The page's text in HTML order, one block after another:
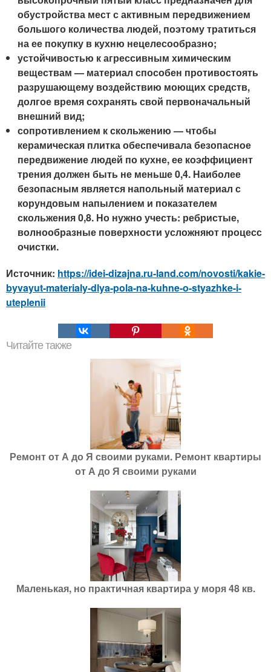
обустройства мест с активным передвижением
большого количества людей, поэтому тратиться
на ее покупку в кухню нецелесообразно;
устойчивостью к агрессивным химическим
веществам — материал способен противостоять
разрушающему воздействию моющих средств,
долгое время сохранять свой первоначальный
внешний вид;
сопротивлением к скольжению — чтобы
керамическая плитка обеспечивала безопасное
передвижение людей по кухне, ее коэффициент
трения должен быть не меньше 0,4. Наиболее
безопасным является напольный материал с
корундовым напылением и показателем
скольжения 0,8. Но нужно учесть: ребристые,
волнообразные поверхности усложняют процесс
очистки.
Источник: https://idei-dizajna.ru-land.com/novosti/kakie-
byvayut-materialy-dlya-pola-na-kuhne-o-styazhke-i-
uteplenii
Читайте также
Ремонт от А до Я своими руками. Ремонт квартиры
от А до Я своими руками
Маленькая, но практичная квартира у моря 48 кв.